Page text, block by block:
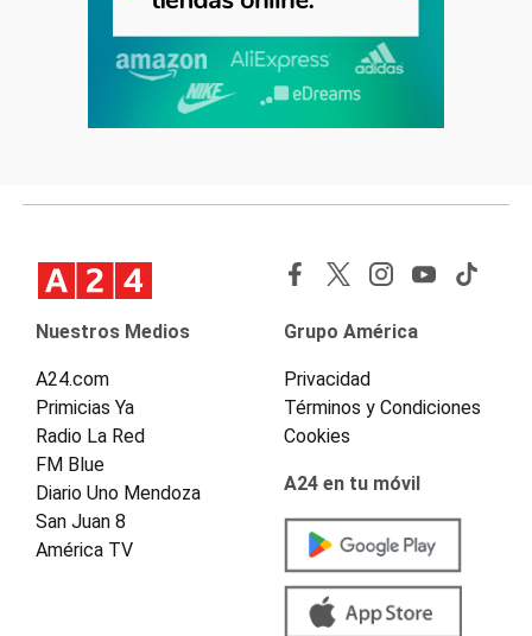
Nuestros Medios
A24.com
Primicias Ya
Radio La Red
FM Blue
Diario Uno Mendoza
San Juan 8
América TV
Grupo América
Privacidad
Términos y Condiciones
Cookies
A24 en tu móvil